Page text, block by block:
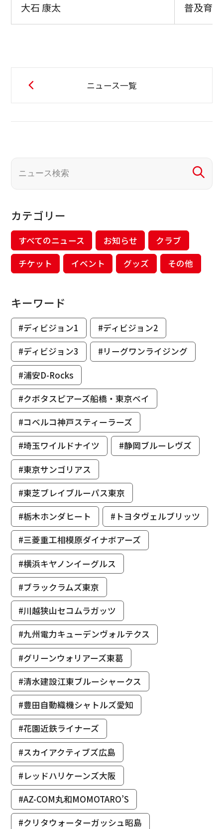
大石 康太 普及育成
ニュース一覧
カテゴリー
すべてのニュース お知らせ
クラブ
チケット
イベント グッズ その他
キーワード
#ディビジョン1
#ディビジョン2
#ディビジョン3
#リーグワンライジング
#浦安D-Rocks
#クボタスピアーズ船橋・東京ベイ
#コベルコ神戸スティーラーズ
#埼玉ワイルドナイツ
#静岡ブルーレヴズ
#東京サンゴリアス
#東芝ブレイブルーパス東京
#栃木ホンダヒート
#トヨタヴェルブリッツ
#三菱重工相模原ダイナボアーズ
#横浜キヤノンイーグルス
#ブラックラムズ東京
#川越狭山セコムラガッツ
#九州電力キューデンヴォルテクス
#グリーンウォリアーズ東葛
#清水建設江東ブルーシャークス
#豊田自動織機シャトルズ愛知
#花園近鉄ライナーズ
#スカイアクティブズ広島
#レッドハリケーンズ大阪
#AZ-COM丸和MOMOTARO’S
#クリタウォーターガッシュ昭島